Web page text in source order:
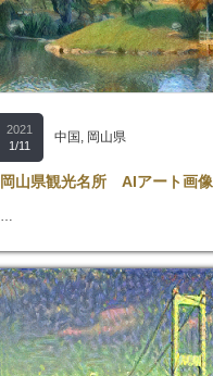
2021
1/11
中国 , 岡山県
岡山県観光名所 AIアート画像
…